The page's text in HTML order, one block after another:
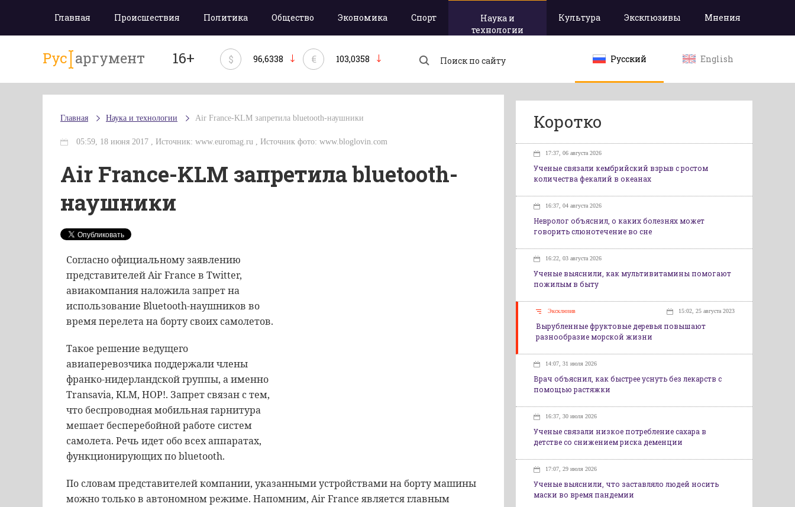
Главная Происшествия Политика Общество Экономика Спорт
Наука и
технологии
Культура Эксклюзивы Мнения
Рус аргумент 16+ $ 96,6338 € 103,0358 Русский English
Главная Наука и технологии Air France-KLM запретила bluetooth-наушники
05:59, 18 июня 2017 , Источник: www.euromag.ru , Источник фото: www.bloglovin.com
Air France-KLM запретила bluetooth-
наушники
Согласно официальному заявлению
представителей Air France в Twitter,
авиакомпания наложила запрет на
использование Bluetooth-наушников во
время перелета на борту своих самолетов.
Такое решение ведущего
авиаперевозчика поддержали члены
франко-нидерландской группы, а именно
Transavia, KLM, HOP!. Запрет связан с тем,
что беспроводная мобильная гарнитура
мешает бесперебойной работе систем
самолета. Речь идет обо всех аппаратах,
функционирующих по bluetooth.
По словам представителей компании, указанными устройствами на борту машины
можно только в автономном режиме. Напомним, Air France является главным
Коротко
17:37, 06 августа 2026
Ученые связали кембрийский взрыв с ростом
количества фекалий в океанах
16:37, 04 августа 2026
Невролог объяснил, о каких болезнях может
говорить слюнотечение во сне
16:22, 03 августа 2026
Ученые выяснили, как мультивитамины помогают
пожилым в быту
Эксклюзив 15:02, 25 августа 2023
Вырубленные фруктовые деревья повышают
разнообразие морской жизни
14:07, 31 июля 2026
Врач объяснил, как быстрее уснуть без лекарств с
помощью растяжки
16:37, 30 июля 2026
Ученые связали низкое потребление сахара в
детстве со снижением риска деменции
17:07, 29 июля 2026
Ученые выяснили, что заставляло людей носить
маски во время пандемии